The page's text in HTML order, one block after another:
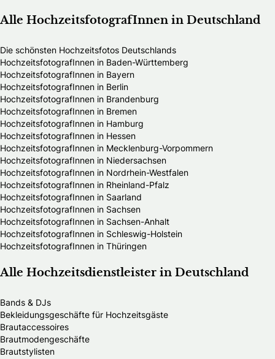
Alle HochzeitsfotografInnen in Deutschland
Die schönsten Hochzeitsfotos Deutschlands
HochzeitsfotografInnen in Baden-Württemberg
HochzeitsfotografInnen in Bayern
HochzeitsfotografInnen in Berlin
HochzeitsfotografInnen in Brandenburg
HochzeitsfotografInnen in Bremen
HochzeitsfotografInnen in Hamburg
HochzeitsfotografInnen in Hessen
HochzeitsfotografInnen in Mecklenburg-Vorpommern
HochzeitsfotografInnen in Niedersachsen
HochzeitsfotografInnen in Nordrhein-Westfalen
HochzeitsfotografInnen in Rheinland-Pfalz
HochzeitsfotografInnen in Saarland
HochzeitsfotografInnen in Sachsen
HochzeitsfotografInnen in Sachsen-Anhalt
HochzeitsfotografInnen in Schleswig-Holstein
HochzeitsfotografInnen in Thüringen
Alle Hochzeitsdienstleister in Deutschland
Bands & DJs
Bekleidungsgeschäfte für Hochzeitsgäste
Brautaccessoires
Brautmodengeschäfte
Brautstylisten